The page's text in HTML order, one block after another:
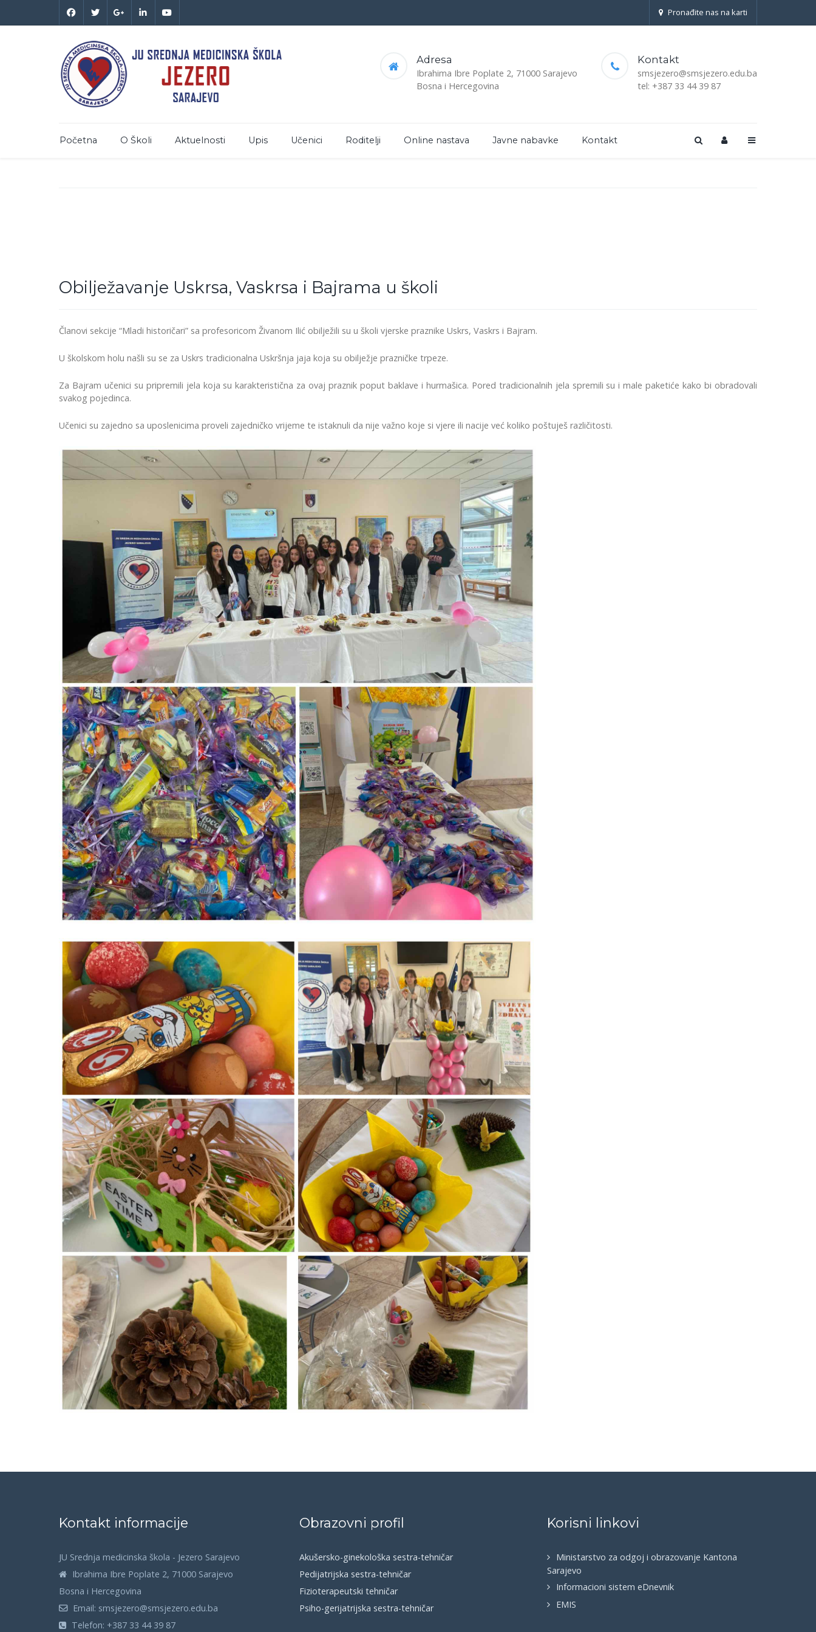
Pronađite nas na karti
Adresa
Ibrahima Ibre Poplate 2, 71000 Sarajevo
Bosna i Hercegovina
Kontakt
smsjezero@smsjezero.edu.ba
tel: +387 33 44 39 87
Početna O Školi Aktuelnosti Upis Učenici Roditelji Online nastava Javne nabavke Kontakt
Obilježavanje Uskrsa, Vaskrsa i Bajrama u školi
Članovi sekcije “Mladi historičari” sa profesoricom Živanom Ilić obilježili su u školi vjerske praznike Uskrs, Vaskrs i Bajram.
U školskom holu našli su se za Uskrs tradicionalna Uskršnja jaja koja su obilježje prazničke trpeze.
Za Bajram učenici su pripremili jela koja su karakteristična za ovaj praznik poput baklave i hurmašica. Pored tradicionalnih jela spremili su i male paketiće kako bi obradovali
svakog pojedinca.
Učenici su zajedno sa uposlenicima proveli zajedničko vrijeme te istaknuli da nije važno koje si vjere ili nacije već koliko poštuješ različitosti.
Kontakt informacije
JU Srednja medicinska škola - Jezero Sarajevo
Ibrahima Ibre Poplate 2, 71000 Sarajevo
Bosna i Hercegovina
Email: smsjezero@smsjezero.edu.ba
Telefon: +387 33 44 39 87
Obrazovni profil
Akušersko-ginekološka sestra-tehničar
Pedijatrijska sestra-tehničar
Fizioterapeutski tehničar
Psiho-gerijatrijska sestra-tehničar
Korisni linkovi
Ministarstvo za odgoj i obrazovanje Kantona
Sarajevo
Informacioni sistem eDnevnik
EMIS